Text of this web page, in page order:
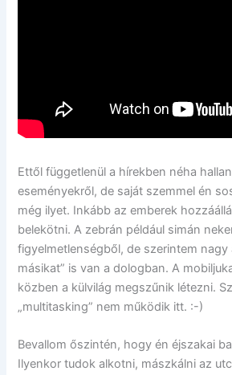
Ettől függetlenül a hírekben néha
eseményekről, de saját szemmel én
még ilyet. Inkább az emberek
belekötni. A zebrán például simán
figyelmetlenségből, de szerintem nagy
másikat” is van a dologban. A
közben a külvilág megszűnik létezni.
„multitasking” nem működik itt. :-)
Bevallom őszintén, hogy én éjszakai
Ilyenkor tudok alkotni, mászkálni az